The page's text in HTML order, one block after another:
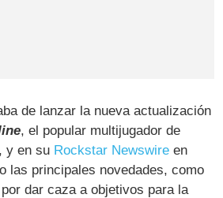
de lanzar la nueva actualización
, el popular multijugador de
, y en su Rockstar Newswire en
las principales novedades, como
dar caza a objetivos para la